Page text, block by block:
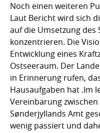
Noch einen weiteren
Laut Bericht wird sich
auf die Umsetzung des
konzentrieren. Die
Entwicklung eines
Ostseeraum. Der
in Erinnerung rufen,
Hausaufgaben hat .Im
Vereinbarung
Sønderjyllands Amt
wenig passiert und